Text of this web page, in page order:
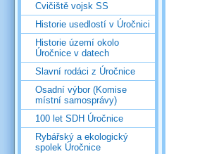
Cvičiště vojsk SS
Historie usedlostí v Úročnici
Historie území okolo
Úročnice v datech
Slavní rodáci z Úročnice
Osadní výbor (Komise
místní samosprávy)
100 let SDH Úročnice
Rybářský a ekologický
spolek Úročnice